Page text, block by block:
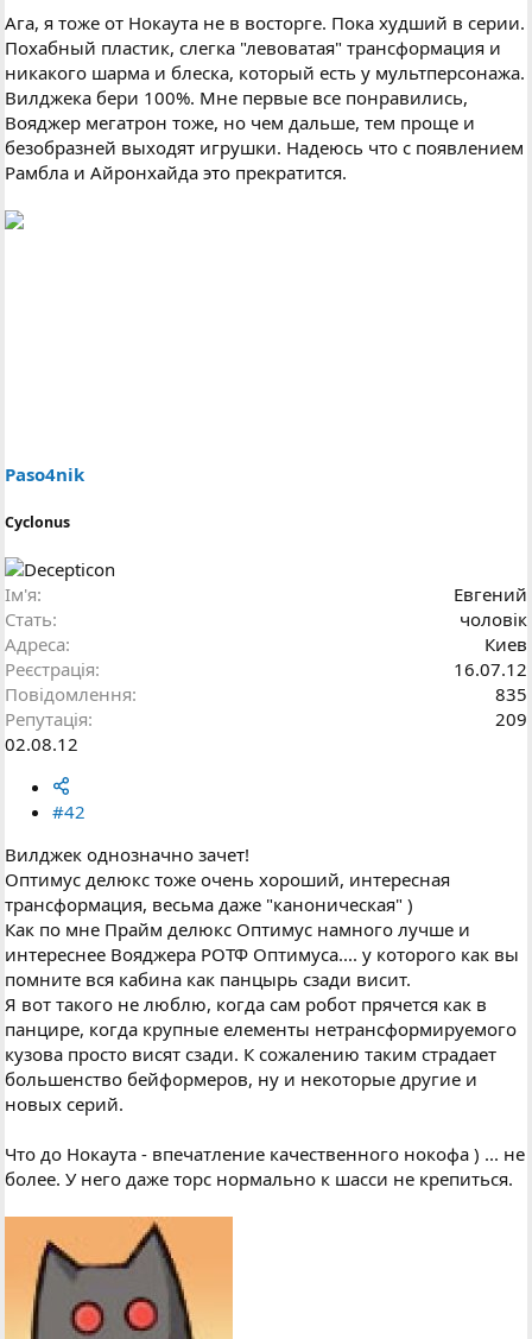
Ага, я тоже от Нокаута не в восторге. Пока худший в серии.
Похабный пластик, слегка "левоватая" трансформация и
никакого шарма и блеска, который есть у мультперсонажа.
Вилджека бери 100%. Мне первые все понравились,
Вояджер мегатрон тоже, но чем дальше, тем проще и
безобразней выходят игрушки. Надеюсь что с появлением
Рамбла и Айронхайда это прекратится.
Paso4nik
Cyclonus
Ім'я
Евгений
Стать
чоловік
Адреса
Киев
Реєстрація
16.07.12
Повідомлення
835
Репутація
209
02.08.12
#42
Вилджек однозначно зачет!
Оптимус делюкс тоже очень хороший, интересная
трансформация, весьма даже "каноническая" )
Как по мне Прайм делюкс Оптимус намного лучше и
интереснее Вояджера РОТФ Оптимуса.... у которого как вы
помните вся кабина как панцырь сзади висит.
Я вот такого не люблю, когда сам робот прячется как в
панцире, когда крупные елементы нетрансформируемого
кузова просто висят сзади. К сожалению таким страдает
большенство бейформеров, ну и некоторые другие и
новых серий.
Что до Нокаута - впечатление качественного нокофа ) ... не
более. У него даже торс нормально к шасси не крепиться.